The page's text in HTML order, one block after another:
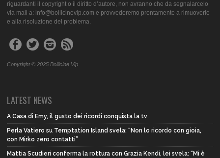
riguardanti il copyright o il diritto d’autore, non avranno che da segnalarcelo
via mail a: info@bollicinevip.com e provvederemo prontamente a rimuoverle
e alla risoluzione del problema.
Copyright © 2025 Bollicine Vip
LATEST NEWS
A Casa di Emy, il gusto dei ricordi conquista la tv
Perla Vatiero su Temptation Island svela: “Non lo ricordo con gioia,
con Mirko zero contatti”
Mattia Scudieri conferma la rottura con Grazia Kendi, lei svela: “Mi è